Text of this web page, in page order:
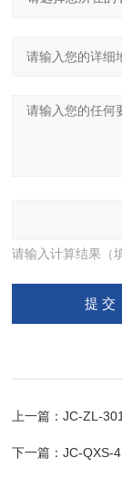
请输入计算结果（
上一篇：JC-ZL-
下一篇：JC-QXS-